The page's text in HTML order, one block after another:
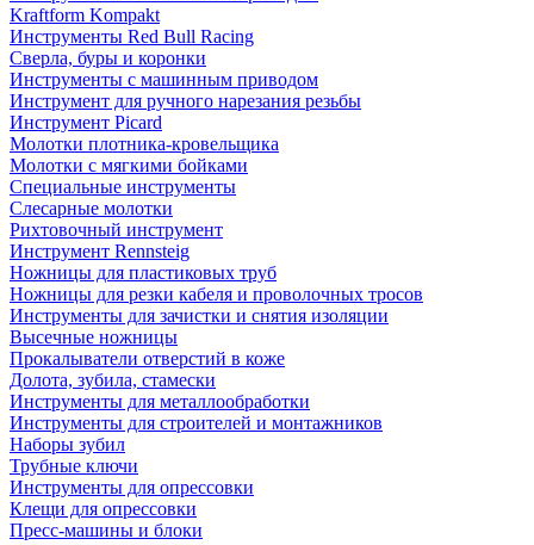
Kraftform Kompakt
Инструменты Red Bull Racing
Сверла, буры и коронки
Инструменты с машинным приводом
Инструмент для ручного нарезания резьбы
Инструмент Picard
Молотки плотника-кровельщика
Молотки с мягкими бойками
Специальные инструменты
Слесарные молотки
Рихтовочный инструмент
Инструмент Rennsteig
Ножницы для пластиковых труб
Ножницы для резки кабеля и проволочных тросов
Инструменты для зачистки и снятия изоляции
Высечные ножницы
Прокалыватели отверстий в коже
Долота, зубила, стамески
Инструменты для металлообработки
Инструменты для строителей и монтажников
Наборы зубил
Трубные ключи
Инструменты для опрессовки
Клещи для опрессовки
Пресс-машины и блоки